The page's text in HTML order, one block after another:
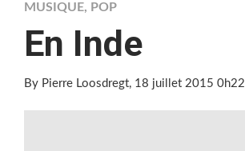
MUSIQUE, POP
En Inde
By Pierre Loosdregt, 18 juillet 2015 0h22